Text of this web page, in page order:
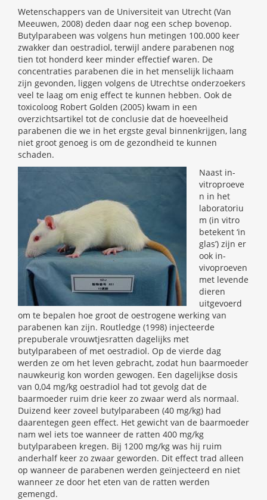
Wetenschappers van de Universiteit van Utrecht (Van
Meeuwen, 2008) deden daar nog een schep bovenop.
Butylparabeen was volgens hun metingen 100.000 keer
zwakker dan oestradiol, terwijl andere parabenen nog
tien tot honderd keer minder effectief waren. De
concentraties parabenen die in het menselijk lichaam
zijn gevonden, liggen volgens de Utrechtse onderzoekers
veel te laag om enig effect te kunnen hebben. Ook de
toxicoloog Robert Golden (2005) kwam in een
overzichtsartikel tot de conclusie dat de hoeveelheid
parabenen die we in het ergste geval binnenkrijgen, lang
niet groot genoeg is om de gezondheid te kunnen
schaden.
Naast in-
vitroproeve
n in het
laboratoriu
m (in vitro
betekent ‘in
glas’) zijn er
ook in-
vivoproeven
met levende
dieren
uitgevoerd
om te bepalen hoe groot de oestrogene werking van
parabenen kan zijn. Routledge (1998) injecteerde
prepuberale vrouwtjesratten dagelijks met
butylparabeen of met oestradiol. Op de vierde dag
werden ze om het leven gebracht, zodat hun baarmoeder
nauwkeurig kon worden gewogen. Een dagelijkse dosis
van 0,04 mg/kg oestradiol had tot gevolg dat de
baarmoeder ruim drie keer zo zwaar werd als normaal.
Duizend keer zoveel butylparabeen (40 mg/kg) had
daarentegen geen effect. Het gewicht van de baarmoeder
nam wel iets toe wanneer de ratten 400 mg/kg
butylparabeen kregen. Bij 1200 mg/kg was hij ruim
anderhalf keer zo zwaar geworden. Dit effect trad alleen
op wanneer de parabenen werden geïnjecteerd en niet
wanneer ze door het eten van de ratten werden
gemengd.